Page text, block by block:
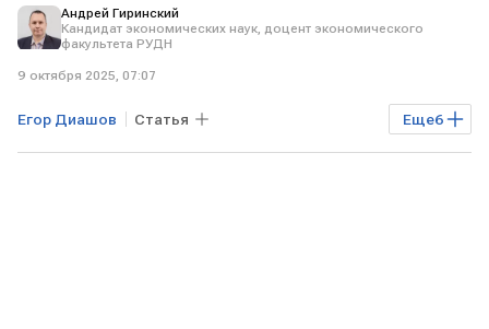
Андрей Гиринский
Кандидат экономических наук, доцент экономического
факультета РУДН
9 октября 2025, 07:07
Еще6
Егор Диашов Статья
САНКТ-ПЕТЕРБУРГ РФ